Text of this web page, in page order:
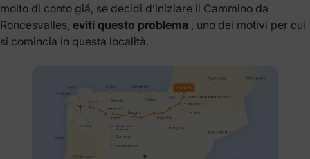
molto di conto giá, se decidi d’iniziare il Cammino da
Roncesvalles, eviti questo problema , uno dei motivi per cui
si comincia in questa località.